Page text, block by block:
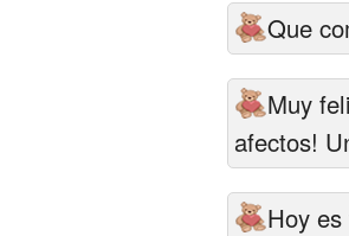
Que
Muy
afectos!
Hoy